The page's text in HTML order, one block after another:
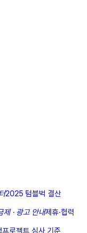
2025 텀블벅 결산
제 · 광고 안내제휴·협력
프로젝트 심사 기준